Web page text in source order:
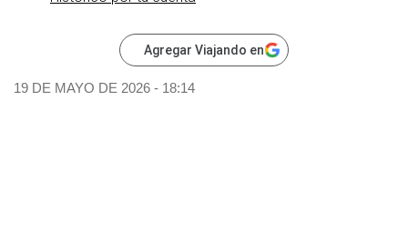
Agregar Viajando en
19 DE MAYO DE 2026 - 18:14